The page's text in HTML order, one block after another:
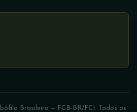
Brasileira — FCB-BR/FCI. Todos os